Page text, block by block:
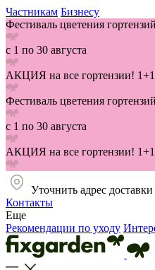
Частникам Бизнесу
Фестиваль цветения
с 1 по 30 августа
АКЦИЯ на все гортензии!
Фестиваль цветения
с 1 по 30 августа
АКЦИЯ на все гортензии!
Уточнить адрес доставки
Контакты
Еще
Рекомендации по уходу